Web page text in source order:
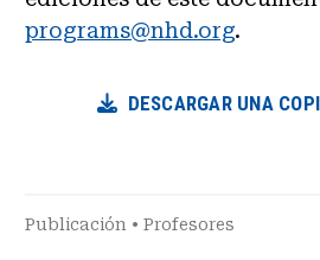
programs@nhd.org.
DESCARGAR UNA
Publicación • Profesores